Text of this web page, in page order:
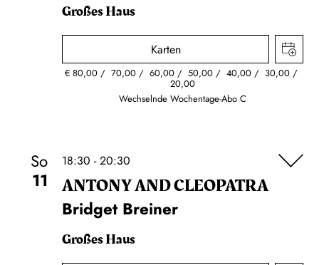
Großes Haus
Karten
€80,00 70,00 60,00 50,00 40,00 30,00
20,00
Wechselnde Wochentage-Abo C
So
11
18:30 - 20:30
ANTONY AND CLEOPATRA
Bridget Breiner
Großes Haus